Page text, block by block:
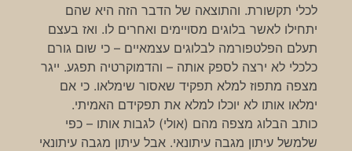
לכלי תקשורת. והתוצאה של הדבר הזה היא שהם
יתחילו לאשר בלוגים מסויימים ואחרים לו. ואז בעצם
תעלם הפלטפורמה לבלוגים עצמאיים – כי שום גורם
כלכלי לא ירצה לספק אותה – והדמוקרטיה תפגע. ייגר
מצפה מתפוז למלא תפקיד שאסור שימלאו. כי אם
ימלאו אותו לא יוכלו למלא את תפקידם האמיתי.
כותב הבלוג מצפה מהם (אולי) לגבות אותו – כפי
שלמשל עיתון מגבה עיתונאי. אבל עיתון מגבה עיתונאי